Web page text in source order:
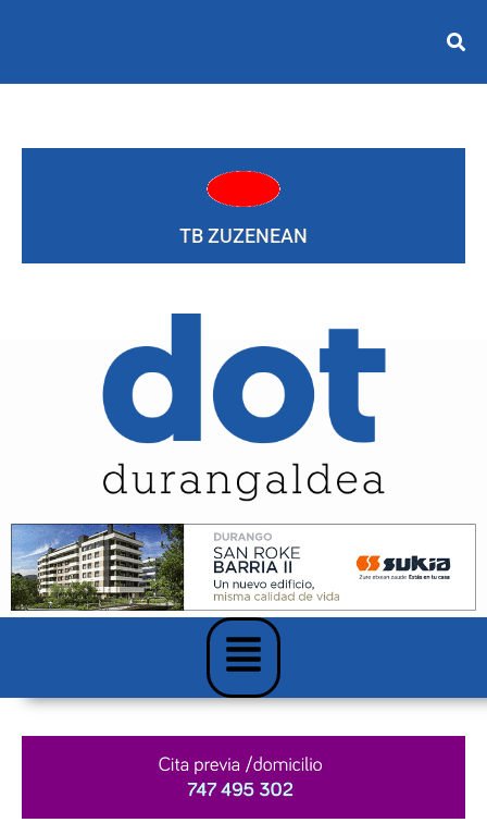
TB ZUZENEAN